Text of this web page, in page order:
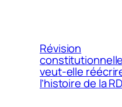
Révision
constitutionnelle
veut-elle
l’histoire de la